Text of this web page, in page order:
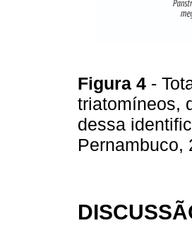
Figura 4 -
triatomíneos,
dessa
Pernambuco,